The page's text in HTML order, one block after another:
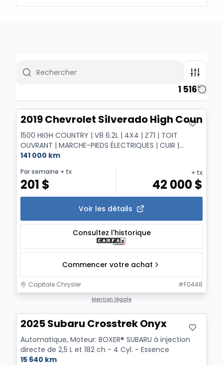
1 516
2019 Chevrolet Silverado High Country
1500 HIGH COUNTRY | V8 6.2L | 4X4 | Z71 | TOIT
OUVRANT | MARCHE-PIEDS ÉLECTRIQUES | CUIR |
NAVIGATIO...
141 000 km
Par semaine + tx
201 $
+ tx
42 000$
Voir les détails
Consultez l'historique
Commencer votre achat
Capitale Chrysler #F0448
Mention légale
2025 Subaru Crosstrek Onyx
Automatique, Moteur: BOXER® SUBARU à injection
directe de 2,5 L et 182 ch - 4 Cyl. - Essence
15 640 km